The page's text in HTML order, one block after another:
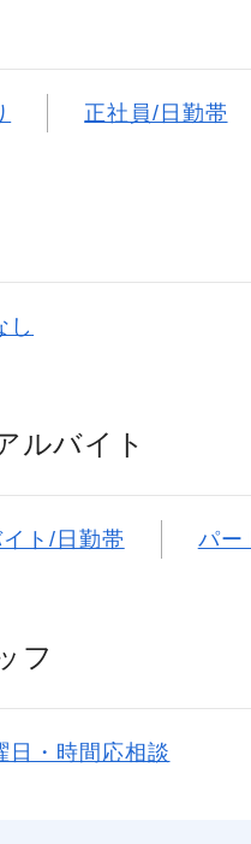
正社員/日勤帯
し
ルバイト
ト/日勤帯 パー
フ
日・時間応相談